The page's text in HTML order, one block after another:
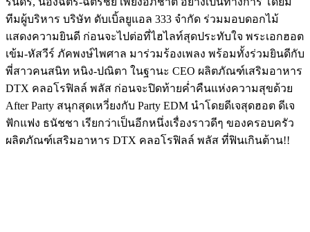
ทีมผู้บริหาร บริษัท ดับเบิ้ลยูแอล 333 จำกัด ร่วมมอบดอกไม้
แสดงความยินดี ก่อนจะไปต่อที่ไฮไลท์สุดประทับใจ พระเอกฮอต
เข้ม-หัสวีร์ ภัคพงษ์ไพศาล มาร่วมร้องเพลง พร้อมทั้งร่วมยินดีกับ
พี่สาวคนสนิท หนิง-ปณิตา ในฐานะ CEO ผลิตภัณฑ์เสริมอาหาร
DTX คลอโรฟิลล์ พลัส ก่อนจะปิดท้ายค่ำคืนแห่งความสุขด้วย
After Party สนุกสุดเหวี่ยงกับ Party EDM นำโดยดีเจสุดฮอต ดีเจ
ฟักแฟง ธนัชชา เรียกว่าเป็นอีกหนึ่งเรื่องราวดีๆ ของครอบครัว
ผลิตภัณฑ์เสริมอาหาร DTX คลอโรฟิลล์ พลัส ที่ฟินเกินต้าน!!